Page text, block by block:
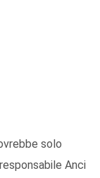
solo
Anci